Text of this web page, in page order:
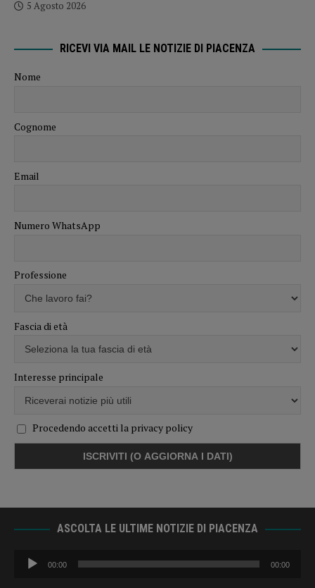
5 Agosto 2026
RICEVI VIA MAIL LE NOTIZIE DI PIACENZA
Nome
Cognome
Email
Numero WhatsApp
Professione
Fascia di età
Interesse principale
Procedendo accetti la privacy policy
ASCOLTA LE ULTIME NOTIZIE DI PIACENZA
Audio
Player
00:00 00:00